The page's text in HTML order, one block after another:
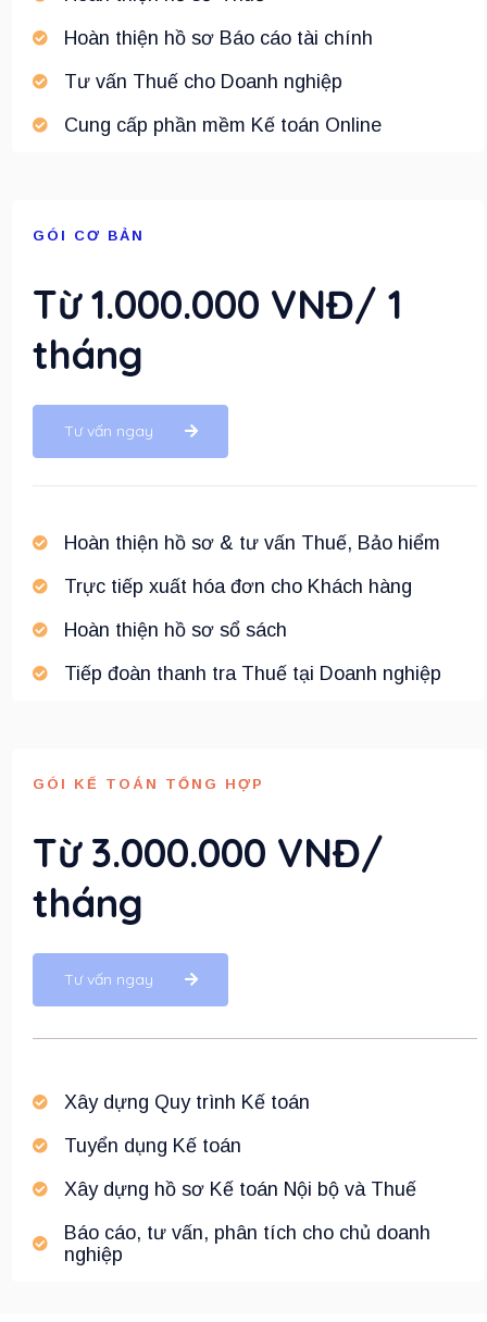
Hoàn thiện hồ sơ Báo cáo tài chính
Tư vấn Thuế cho Doanh nghiệp
Cung cấp phần mềm Kế toán Online
GÓI CƠ BẢN
Từ 1.000.000 VNĐ/ 1
tháng
Tư vấn ngay
Hoàn thiện hồ sơ & tư vấn Thuế, Bảo hiểm
Trực tiếp xuất hóa đơn cho Khách hàng
Hoàn thiện hồ sơ sổ sách
Tiếp đoàn thanh tra Thuế tại Doanh nghiệp
GÓI KẾ TOÁN TỔNG HỢP
Từ 3.000.000 VNĐ/
tháng
Tư vấn ngay
Xây dựng Quy trình Kế toán
Tuyển dụng Kế toán
Xây dựng hồ sơ Kế toán Nội bộ và Thuế
Báo cáo, tư vấn, phân tích cho chủ doanh
nghiệp